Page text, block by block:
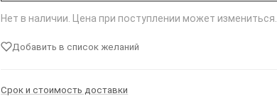
Нет в наличии. Цена при поступлении может измениться.
Добавить в список желаний
Срок и стоимость доставки